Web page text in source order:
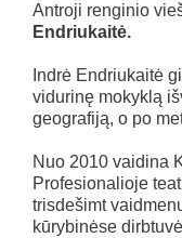
Antroji renginio
Endriukaitė.
Indrė Endriukaitė
vidurinę mokyklą
geografiją, o po
Nuo 2010 vaidina
Profesionalioje
trisdešimt
kūrybinėse